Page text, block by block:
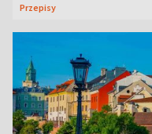
Przepisy